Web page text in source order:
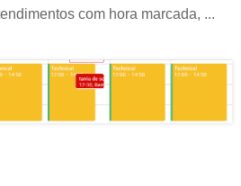
com hora marcada, ...